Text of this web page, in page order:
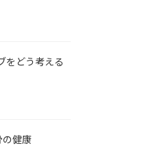
をどう考える
の健康